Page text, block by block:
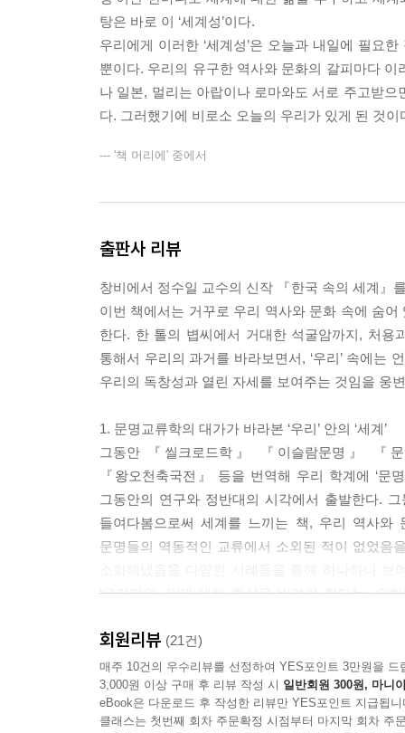
탕은 바로 이 ‘세계성’이다.
우리에게 이러한 ‘세계성’은 오늘과 내일에 필요
뿐이다. 우리의 유구한 역사와 문화의 갈피마다 이
나 일본, 멀리는 아랍이나 로마와도 서로 주고받
다. 그러했기에 비로소 오늘의 우리가 있게 된 것이
--- '책 머리에' 중에서
출판사 리뷰
창비에서 정수일 교수의 신작 『한국 속의 세계』
이번 책에서는 거꾸로 우리 역사와 문화 속에 숨어
한다. 한 톨의 볍씨에서 거대한 석굴암까지, 처용
통해서 우리의 과거를 바라보면서, ‘우리’ 속에는
우리의 독창성과 열린 자세를 보여주는 것임을 웅
1. 문명교류학의 대가가 바라본 ‘우리’ 안의 ‘세계’
그동안 『씰크로드학』 『이슬람문명』 『
『왕오천축국전』 등을 번역해 우리 학계에 ‘
그동안의 연구와 정반대의 시각에서 출발한다.
들여다봄으로써 세계를 느끼는 책, 우리 역사
문명들의 역동적인 교류에서 소외된 적이 없었음
‘우리만의 것’에 대한 환상을 버려야 한다는, 오
수 있으며, 민족의 흥망은 남과 얼마나 열심히 소
2. 50가지 테마와 소재로 떠나는 문명교류기행
『한국 속의 세계』가 정수일 교수의 이전 저
회원리뷰 (21건)
매주 10건의 우수리뷰를 선정하여 YES포인트 3만원을 드
3,000원 이상 구매 후 리뷰 작성 시 일반회원 300원, 마니
eBook은 다운로드 후 작성한 리뷰만 YES포인트 지급됩니
클래스는 첫번째 회차 주문확정 시점부터 마지막 회차 주